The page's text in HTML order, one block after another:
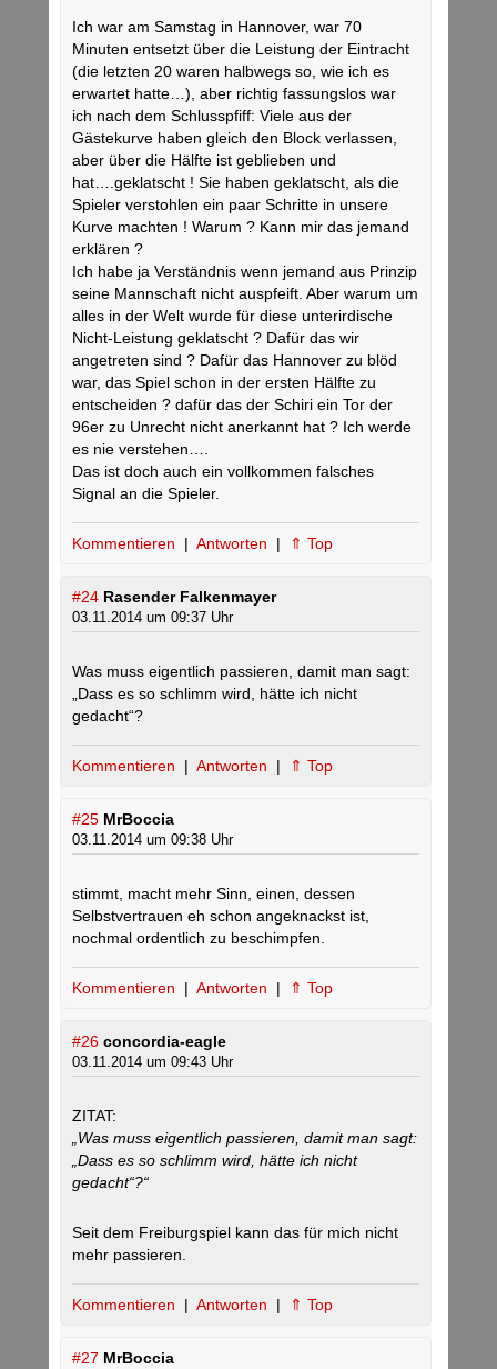
Ich war am Samstag in Hannover, war 70
Minuten entsetzt über die Leistung der Eintracht
(die letzten 20 waren halbwegs so, wie ich es
erwartet hatte…), aber richtig fassungslos war
ich nach dem Schlusspfiff: Viele aus der
Gästekurve haben gleich den Block verlassen,
aber über die Hälfte ist geblieben und
hat….geklatscht ! Sie haben geklatscht, als die
Spieler verstohlen ein paar Schritte in unsere
Kurve machten ! Warum ? Kann mir das jemand
erklären ?
Ich habe ja Verständnis wenn jemand aus Prinzip
seine Mannschaft nicht auspfeift. Aber warum um
alles in der Welt wurde für diese unterirdische
Nicht-Leistung geklatscht ? Dafür das wir
angetreten sind ? Dafür das Hannover zu blöd
war, das Spiel schon in der ersten Hälfte zu
entscheiden ? dafür das der Schiri ein Tor der
96er zu Unrecht nicht anerkannt hat ? Ich werde
es nie verstehen….
Das ist doch auch ein vollkommen falsches
Signal an die Spieler.
Kommentieren | Antworten | ⇑ Top
#24 Rasender Falkenmayer
03.11.2014 um 09:37 Uhr
Was muss eigentlich passieren, damit man sagt:
„Dass es so schlimm wird, hätte ich nicht
gedacht“?
Kommentieren | Antworten | ⇑ Top
#25 MrBoccia
03.11.2014 um 09:38 Uhr
stimmt, macht mehr Sinn, einen, dessen
Selbstvertrauen eh schon angeknackst ist,
nochmal ordentlich zu beschimpfen.
Kommentieren | Antworten | ⇑ Top
#26 concordia-eagle
03.11.2014 um 09:43 Uhr
ZITAT:
„Was muss eigentlich passieren, damit man sagt:
„Dass es so schlimm wird, hätte ich nicht
gedacht“?“
Seit dem Freiburgspiel kann das für mich nicht
mehr passieren.
Kommentieren | Antworten | ⇑ Top
#27 MrBoccia